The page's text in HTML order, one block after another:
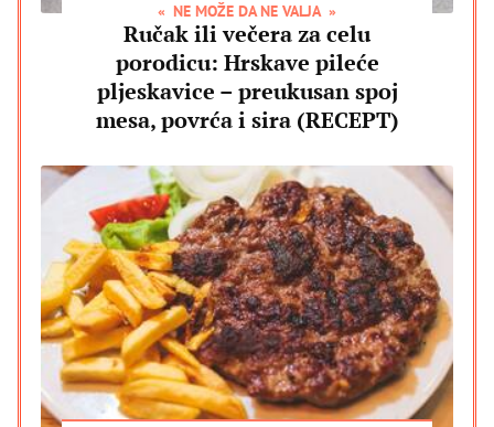
NE MOŽE DA NE VALJA
Ručak ili večera za celu
porodicu: Hrskave pileće
pljeskavice – preukusan spoj
mesa, povrća i sira (RECEPT)